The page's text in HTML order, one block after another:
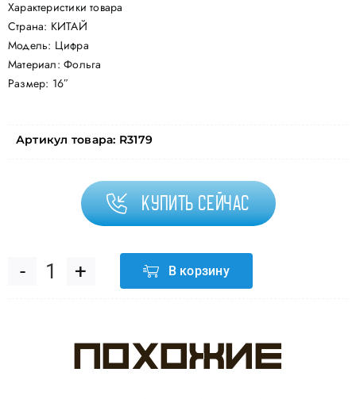
Характеристики товара
Страна: КИТАЙ
Модель: Цифра
Материал: Фольга
Размер: 16″
Артикул товара: R3179
Купить сейчас
Количество
Шар
В корзину
Похожие